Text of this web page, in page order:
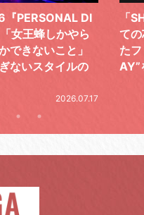
ックバンドとし
感謝で泳ぎ切っ
D
気
レ